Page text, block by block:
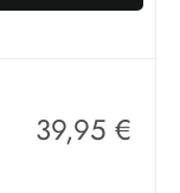
39,95 €